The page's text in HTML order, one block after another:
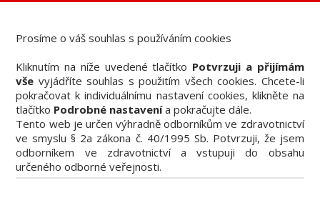
Knižní nabídka
Vzdělávací akce
Akční nabídky firem
Přehledy produktů
Inzerce
Předplatné / el. verze časopisů
Prosíme o váš souhlas s používáním cookies
Kliknutím na níže uvedené tlačítko Potvrzuji a přijímám
vše vyjádříte souhlas s použitím všech cookies. Chcete-li
pokračovat k individuálnímu nastavení cookies, klikněte na
tlačítko Podrobné nastavenía pokračujte dále.
Tento web je určen výhradně odborníkům ve zdravotnictví
ve smyslu § 2a zákona č. 40/1995 Sb. Potvrzuji, že jsem
odborníkem ve zdravotnictví a vstupuji do obsahu
určeného odborné veřejnosti.